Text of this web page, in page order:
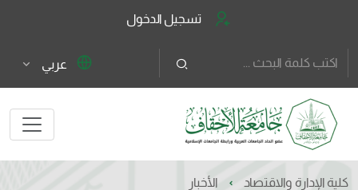
تسجيل الدخول
عربي
كلية الإدارة والاقتصاد الأخبار